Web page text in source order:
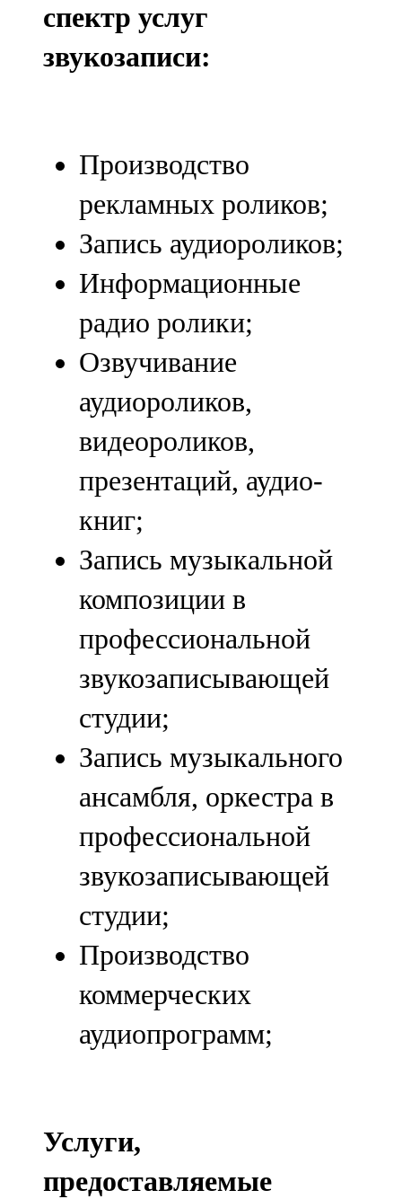
спектр услуг
звукозаписи:
Производство
рекламных роликов;
Запись аудиороликов;
Информационные
радио ролики;
Озвучивание
аудиороликов,
видеороликов,
презентаций, аудио-
книг;
Запись музыкальной
композиции в
профессиональной
звукозаписывающей
студии;
Запись музыкального
ансамбля, оркестра в
профессиональной
звукозаписывающей
студии;
Производство
коммерческих
аудиопрограмм;
Услуги,
предоставляемые